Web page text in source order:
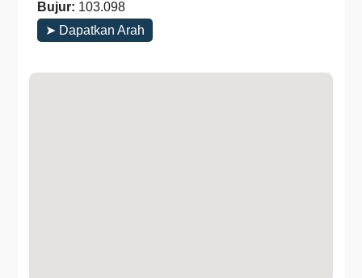
Bujur: 103.098
➤ Dapatkan Arah